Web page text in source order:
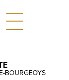
BOURGEOYS